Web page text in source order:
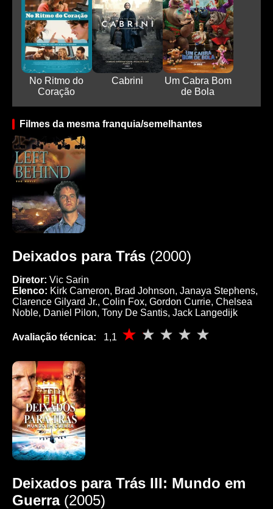
No Ritmo do
Coração
Cabrini
Um Cabra Bom
de Bola
Filmes da mesma franquia/semelhantes
Deixados para Trás (2000)
Diretor: Vic Sarin
Elenco: Kirk Cameron, Brad Johnson, Janaya Stephens,
Clarence Gilyard Jr., Colin Fox, Gordon Currie, Chelsea
Noble, Daniel Pilon, Tony De Santis, Jack Langedijk
Avaliação técnica: 1,1
Deixados para Trás III: Mundo em
Guerra(2005)